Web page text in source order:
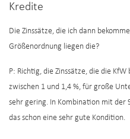
Kredite
Die Zinssätze, die ich dann
Größenordnung liegen die?
P: Richtig, die Zinssätze, die die
zwischen 1 und 1,4 %, für große
sehr gering. In Kombination mit
das schon eine sehr gute Kondition.